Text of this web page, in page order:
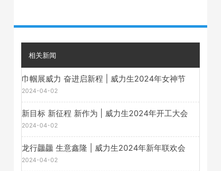
相关新闻
巾帼展威力 奋进启新程 | 威力生2024年女神节
2024-04-02
新目标 新征程 新作为 | 威力生2024年开工大会
2024-04-02
龙行龘龘 生意鑫隆 | 威力生2024年新年联欢会
2024-04-02